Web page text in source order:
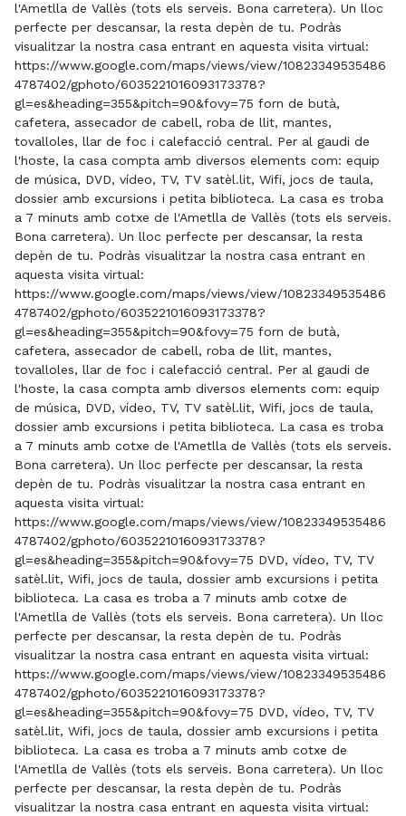
l'Ametlla de Vallès (tots els serveis. Bona carretera). Un lloc
perfecte per descansar, la resta depèn de tu. Podràs
visualitzar la nostra casa entrant en aquesta visita virtual:
https://www.google.com/maps/views/view/10823349535486
4787402/gphoto/6035221016093173378?
gl=es&heading=355&pitch=90&fovy=75 forn de butà,
cafetera, assecador de cabell, roba de llit, mantes,
tovalloles, llar de foc i calefacció central. Per al gaudi de
l'hoste, la casa compta amb diversos elements com: equip
de música, DVD, vídeo, TV, TV satèl.lit, Wifi, jocs de taula,
dossier amb excursions i petita biblioteca. La casa es troba
a 7 minuts amb cotxe de l'Ametlla de Vallès (tots els serveis.
Bona carretera). Un lloc perfecte per descansar, la resta
depèn de tu. Podràs visualitzar la nostra casa entrant en
aquesta visita virtual:
https://www.google.com/maps/views/view/10823349535486
4787402/gphoto/6035221016093173378?
gl=es&heading=355&pitch=90&fovy=75 forn de butà,
cafetera, assecador de cabell, roba de llit, mantes,
tovalloles, llar de foc i calefacció central. Per al gaudi de
l'hoste, la casa compta amb diversos elements com: equip
de música, DVD, vídeo, TV, TV satèl.lit, Wifi, jocs de taula,
dossier amb excursions i petita biblioteca. La casa es troba
a 7 minuts amb cotxe de l'Ametlla de Vallès (tots els serveis.
Bona carretera). Un lloc perfecte per descansar, la resta
depèn de tu. Podràs visualitzar la nostra casa entrant en
aquesta visita virtual:
https://www.google.com/maps/views/view/10823349535486
4787402/gphoto/6035221016093173378?
gl=es&heading=355&pitch=90&fovy=75 DVD, vídeo, TV, TV
satèl.lit, Wifi, jocs de taula, dossier amb excursions i petita
biblioteca. La casa es troba a 7 minuts amb cotxe de
l'Ametlla de Vallès (tots els serveis. Bona carretera). Un lloc
perfecte per descansar, la resta depèn de tu. Podràs
visualitzar la nostra casa entrant en aquesta visita virtual:
https://www.google.com/maps/views/view/10823349535486
4787402/gphoto/6035221016093173378?
gl=es&heading=355&pitch=90&fovy=75 DVD, vídeo, TV, TV
satèl.lit, Wifi, jocs de taula, dossier amb excursions i petita
biblioteca. La casa es troba a 7 minuts amb cotxe de
l'Ametlla de Vallès (tots els serveis. Bona carretera). Un lloc
perfecte per descansar, la resta depèn de tu. Podràs
visualitzar la nostra casa entrant en aquesta visita virtual: